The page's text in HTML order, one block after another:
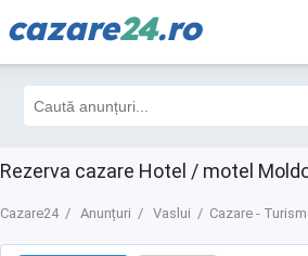
cazare24.ro
Rezerva cazare Hotel / motel
Cazare24 Anunțuri Vaslui Cazare - Turism
Filtre 3 Toate
1